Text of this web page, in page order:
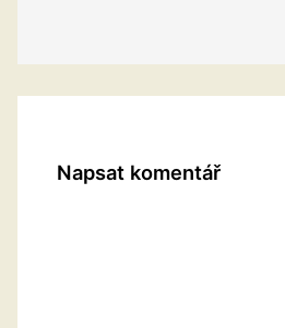
Napsat komentář